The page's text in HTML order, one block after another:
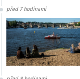
před 7 hodinami